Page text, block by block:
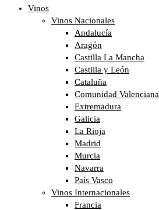
Vinos
Vinos Nacionales
Andalucía
Aragón
Castilla La Mancha
Castilla y León
Cataluña
Comunidad Valenciana
Extremadura
Galicia
La Rioja
Madrid
Murcia
Navarra
País Vasco
Vinos Internacionales
Francia